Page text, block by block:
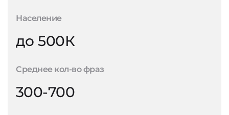
Население
до 500К
Среднее кол-во фраз
300-700